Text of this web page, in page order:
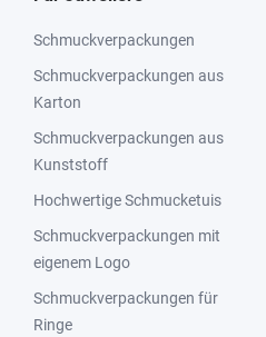
Schmuckverpackungen
Schmuckverpackungen aus
Karton
Schmuckverpackungen aus
Kunststoff
Hochwertige Schmucketuis
Schmuckverpackungen mit
eigenem Logo
Schmuckverpackungen für
Ringe